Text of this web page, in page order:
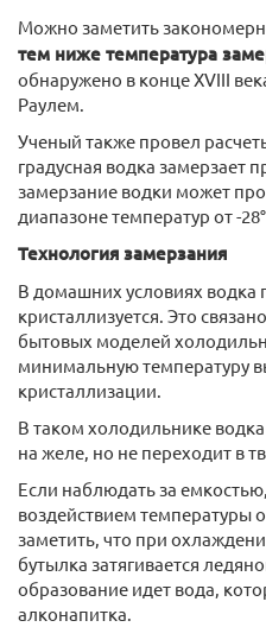
Можно заметить
тем ниже температура
обнаружено в конце XVIII
Раулем.
Ученый также провел
градусная водка замерзает
замерзание водки может
диапазоне температур от -28°
Технология замерзания
В домашних условиях водка
кристаллизуется. Это
бытовых моделей
минимальную температуру
кристаллизации.
В таком холодильнике водка
на желе, но не переходит в
Если наблюдать за
воздействием температуры
заметить, что при
бутылка затягивается
образование идет вода,
алконапитка.